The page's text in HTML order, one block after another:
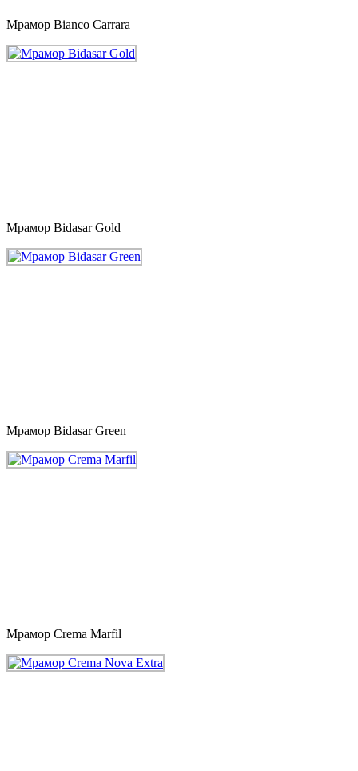
Мрамор Bianco Carrara
Мрамор Bidasar Gold
Мрамор Bidasar Green
Мрамор Crema Marfil